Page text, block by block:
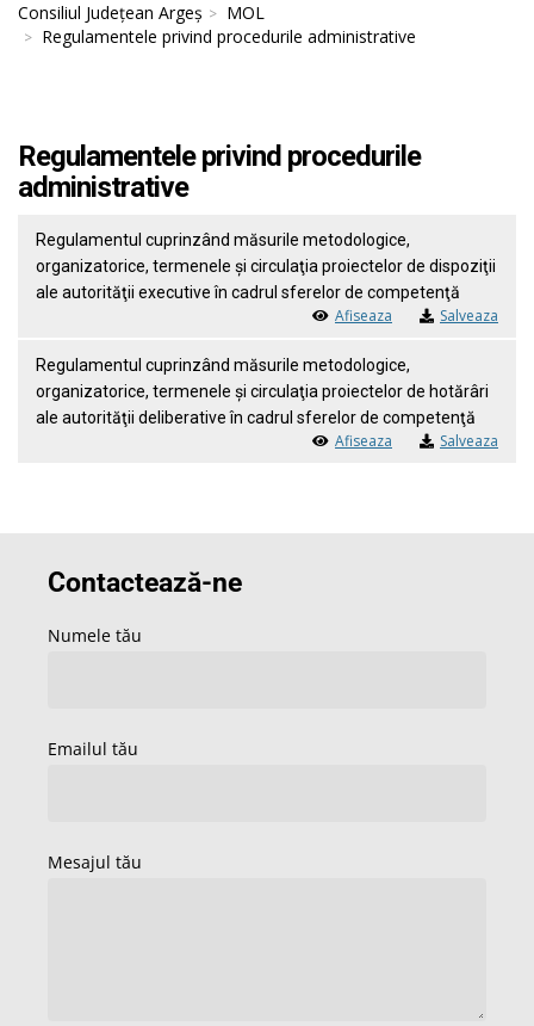
Consiliul Județean Argeș
MOL
Regulamentele privind procedurile administrative
Regulamentele privind procedurile
administrative
Regulamentul cuprinzând măsurile metodologice,
organizatorice, termenele şi circulaţia proiectelor de dispoziţii
ale autorităţii executive în cadrul sferelor de competenţă
Afiseaza Salveaza
Regulamentul cuprinzând măsurile metodologice,
organizatorice, termenele şi circulaţia proiectelor de hotărâri
ale autorităţii deliberative în cadrul sferelor de competenţă
Afiseaza Salveaza